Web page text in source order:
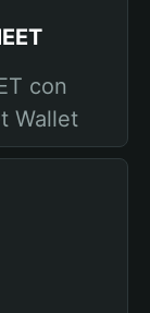
con
Wallet